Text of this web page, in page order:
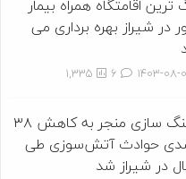
ترین اقامتگاه همراه بیمار
در شیراز بهره برداری می
۰۸-۰۹ 1,335
فرهنگ سازی منجر به کاهش ۳۸
حوادث آتش‌سوزی طی
در شیراز شد